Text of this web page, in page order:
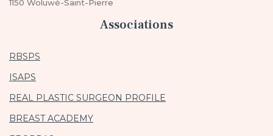
1150 Woluwé-Saint-Pierre
Associations
RBSPS
ISAPS
REAL PLASTIC SURGEON PROFILE
BREAST ACADEMY